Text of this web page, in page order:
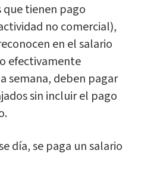
que tienen pago
no comercial),
en el salario
efectivamente
semana, deben pagar
sin incluir el pago
día, se paga un salario